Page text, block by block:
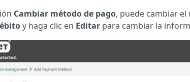
Cambiar método de pago, puede cambiar
y haga clic en Editar para cambiar la